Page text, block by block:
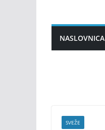
contentNASLOVNICA
SVEŽE